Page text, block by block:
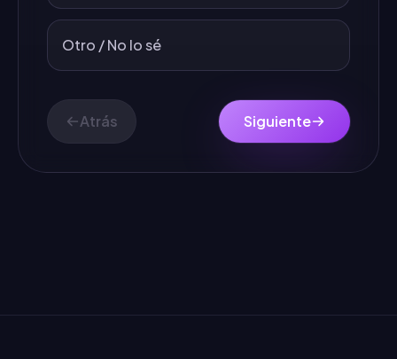
Otro / No lo sé
Atrás Siguiente